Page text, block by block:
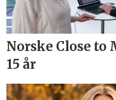
Norske Close to
15 år